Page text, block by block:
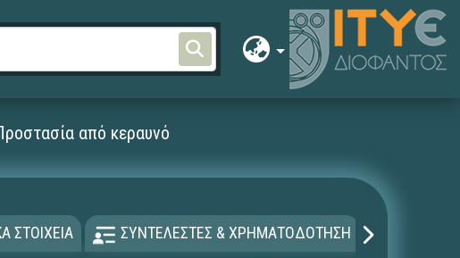
από κεραυνό
ΣΤΟΙΧΕΙΑ ΣΥΝΤΕΛΕΣΤΕΣ & ΧΡΗΜΑΤΟΔΟΤΗΣΗ